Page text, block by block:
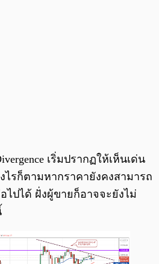
เริ่มปรากฏให้เห็นเด่น
รก็ตามหากราคายังคงสามารถ
ไปได้ ฝั่งผู้ขายก็อาจจะยังไม่